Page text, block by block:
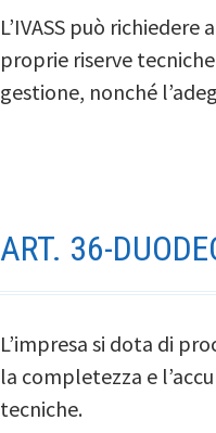
L’IVASS può
proprie riserve
gestione, nonché
ART. 36-
L’impresa si dota di
la completezza e
tecniche.